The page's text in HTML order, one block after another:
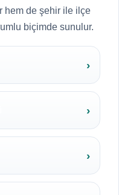
hem de şehir ile ilçe
biçimde sunulur.